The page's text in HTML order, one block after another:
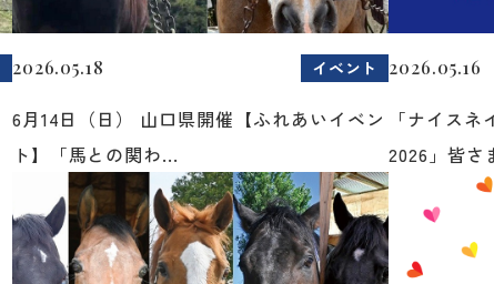
2026.05.18 イベント
6月14日（日） 山口県開催【ふれあいイベン
ト】「馬との関わ...
2026.05.16
「ナイス
2026」皆さ